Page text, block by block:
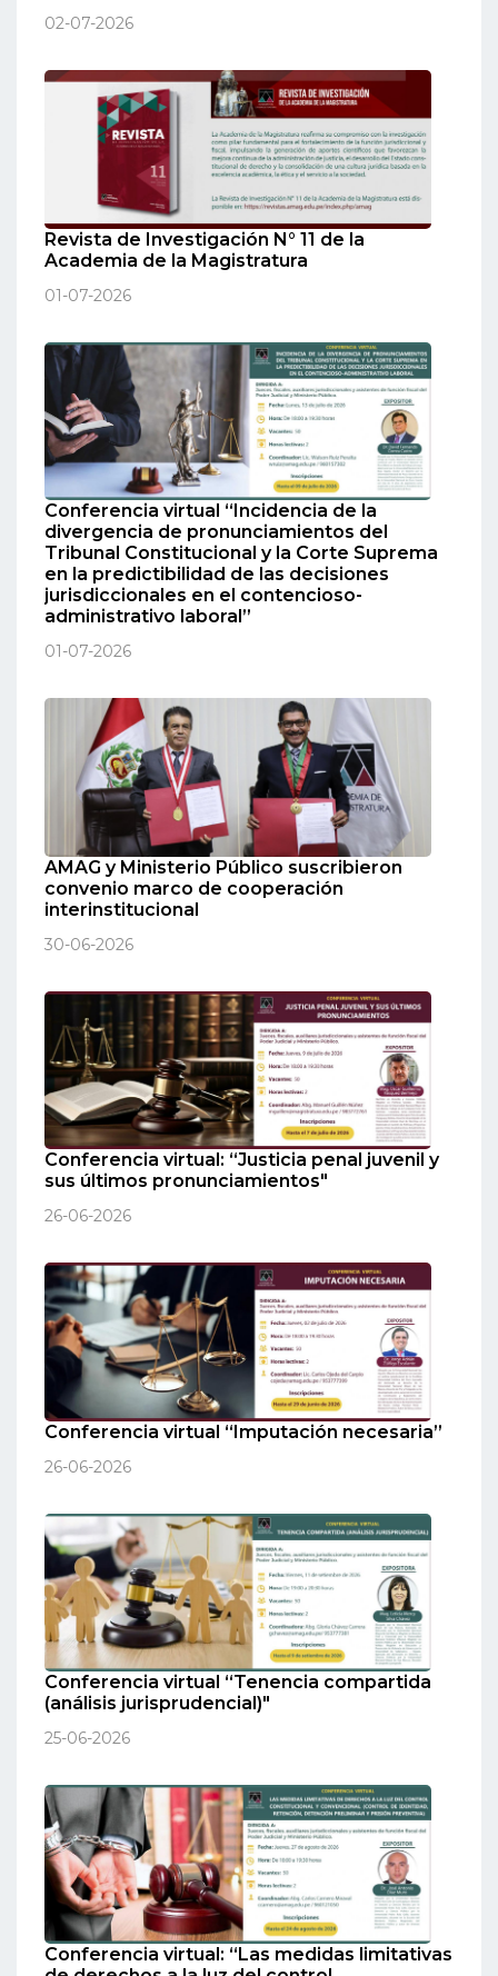
02-07-2026
Revista de Investigación N° 11 de la
Academia de la Magistratura
01-07-2026
Conferencia virtual “Incidencia de la
divergencia de pronunciamientos del
Tribunal Constitucional y la Corte Suprema
en la predictibilidad de las decisiones
jurisdiccionales en el contencioso-
administrativo laboral”
01-07-2026
AMAG y Ministerio Público suscribieron
convenio marco de cooperación
interinstitucional
30-06-2026
Conferencia virtual: “Justicia penal juvenil y
sus últimos pronunciamientos"
26-06-2026
Conferencia virtual “Imputación necesaria”
26-06-2026
Conferencia virtual “Tenencia compartida
(análisis jurisprudencial)"
25-06-2026
Conferencia virtual: “Las medidas limitativas